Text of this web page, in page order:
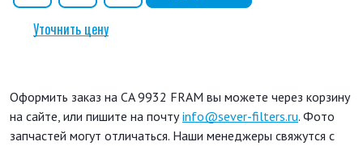
Уточнить цену
Оформить заказ на CA 9932 FRAM вы можете через корзину
на сайте, или пишите на почтуinfo@sever-filters.ru. Фото
запчастей могут отличаться. Наши менеджеры свяжутся с